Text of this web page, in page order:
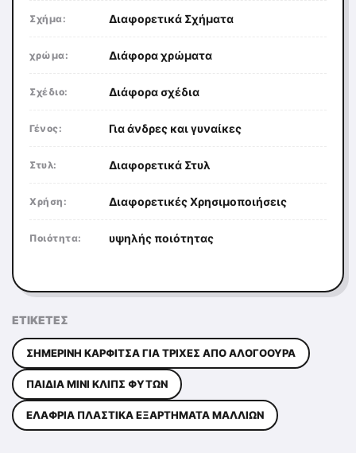
Σχήμα: Διαφορετικά Σχήματα
χρώμα: Διάφορα χρώματα
Σχέδιο: Διάφορα σχέδια
Γένος: Για άνδρες και γυναίκες
Στυλ: Διαφορετικά Στυλ
Χρήση: Διαφορετικές Χρησιμοποιήσεις
Ποιότητα: υψηλής ποιότητας
ΕΤΙΚΈΤΕΣ
ΣΗΜΕΡΙΝΉ ΚΑΡΦΊΤΣΑ ΓΙΑ ΤΡΊΧΕΣ ΑΠΌ ΑΛΟΓΟΟΥΡΆ
ΠΑΙΔΙΆ ΜΊΝΙ ΚΛΙΠΣ ΦΥΤΏΝ
ΕΛΑΦΡΙΆ ΠΛΑΣΤΙΚΆ ΕΞΑΡΤΉΜΑΤΑ ΜΑΛΛΙΏΝ